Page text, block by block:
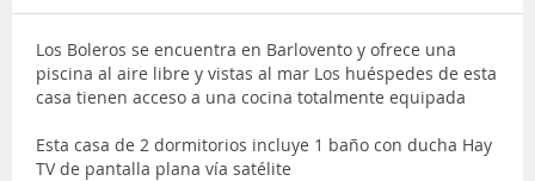
Los Boleros se encuentra en Barlovento y ofrece una
piscina al aire libre y vistas al mar Los huéspedes de esta
casa tienen acceso a una cocina totalmente equipada
Esta casa de 2 dormitorios incluye 1 baño con ducha Hay
TV de pantalla plana vía satélite